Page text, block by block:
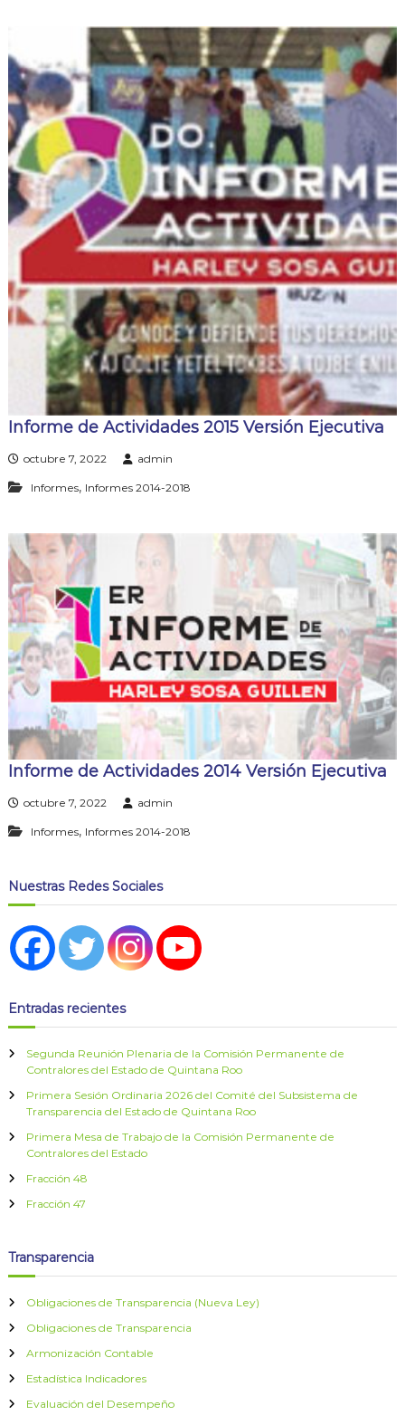
Informe de Actividades 2015 Versión Ejecutiva
octubre 7, 2022 admin
Informes, Informes 2014-2018
Informe de Actividades 2014 Versión Ejecutiva
octubre 7, 2022 admin
Informes, Informes 2014-2018
Nuestras Redes Sociales
Entradas recientes
Segunda Reunión Plenaria de la Comisión Permanente de
Contralores del Estado de Quintana Roo
Primera Sesión Ordinaria 2026 del Comité del Subsistema de
Transparencia del Estado de Quintana Roo
Primera Mesa de Trabajo de la Comisión Permanente de
Contralores del Estado
Fracción 48
Fracción 47
Transparencia
Obligaciones de Transparencia (Nueva Ley)
Obligaciones de Transparencia
Armonización Contable
Estadística Indicadores
Evaluación del Desempeño